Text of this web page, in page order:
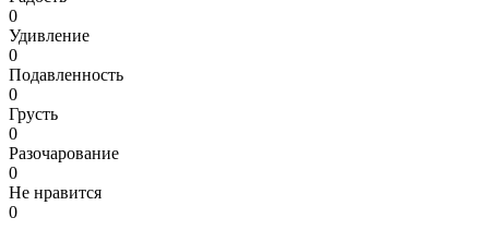
0
Удивление
0
Подавленность
0
Грусть
0
Разочарование
0
Не нравится
0